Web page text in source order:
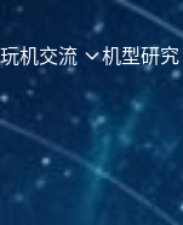
玩机交流 机型研究